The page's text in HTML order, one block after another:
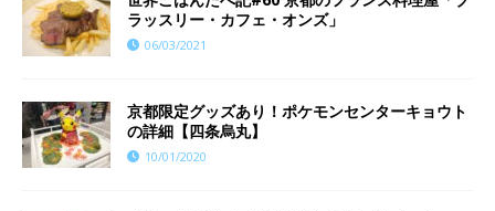
ラッスリー・カフェ・オンズ」
06/03/2021
京都限定グッズあり！ポケモンセンターキョウト
の詳細【四条烏丸】
10/01/2020